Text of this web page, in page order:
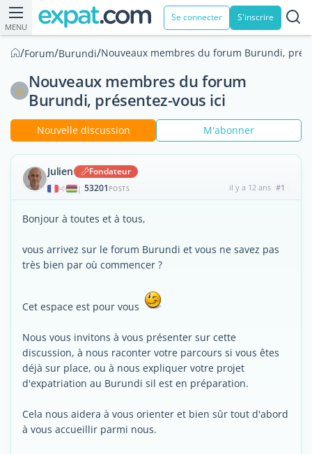
MENU
Se connecter S'inscrire
/Forum/Burundi/Nouveaux membres du forum Burundi,
Nouveaux membres du forum
Burundi, présentez-vous ici
Nouvelle discussion M'abonner
Julien Fondateur
| 53201 POSTS il y a 12 ans #1
Bonjour à toutes et à tous,
vous arrivez sur le forum Burundi et vous ne savez pas
très bien par où commencer ?
Cet espace est pour vous
Nous vous invitons à vous présenter sur cette
discussion, à nous raconter votre parcours si vous êtes
déjà sur place, ou à nous expliquer votre projet
d'expatriation au Burundi sil est en préparation.
Cela nous aidera à vous orienter et bien sûr tout d'abord
à vous accueillir parmi nous.